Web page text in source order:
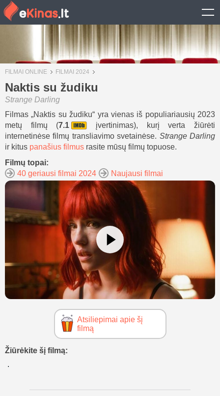
FILMAI ONLINE FILMAI 2024
Naktis su žudiku
Strange Darling
Filmas „Naktis su žudiku“ yra vienas iš populiariausių 2023
metų filmų (7.1
įvertinimas), kurį verta žiūrėti
internetinėse filmų transliavimo svetainėse. Strange Darling
ir kitus panašius filmus rasite mūsų filmų topuose.
Filmų topai:
40 geriausi filmai 2024
Naujausi filmai
Atsiliepimai apie šį
filmą
Žiūrėkite šį filmą: